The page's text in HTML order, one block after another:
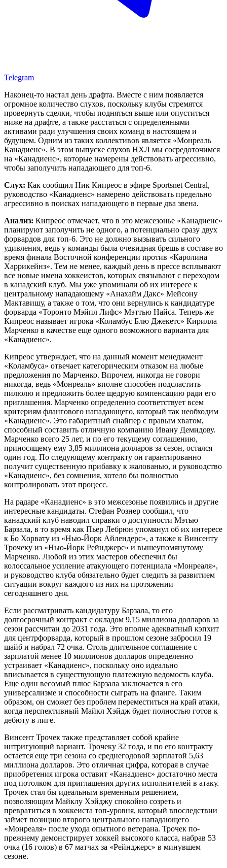
Telegram
Наконец-то настал день драфта. Вместе с ним появляется
огромное количество слухов, поскольку клубы стремятся
провернуть сделки, чтобы подняться выше или опуститься
ниже на драфте, а также расстаться с определенными
активами ради улучшения своих команд в настоящем и
будущем. Одним из таких коллективов является «Монреаль
Канадиенс». В этом выпуске слухов НХЛ мы сосредоточимся
на «Канадиенс», которые намерены действовать агрессивно,
чтобы заполучить нападающего для топ-6.
Слух: Как сообщил Ник Кипреос в эфире Sportsnet Central,
руководство «Канадиенс» намерено действовать предельно
агрессивно в поисках нападающего в первые два звена.
Анализ: Кипреос отмечает, что в это межсезонье «Канадиенс»
планируют заполучить не одного, а потенциально сразу двух
форвардов для топ-6. Это не должно вызывать сильного
удивления, ведь у команды была очевидная брешь в составе во
время финала Восточной конференции против «Каролина
Харрикейнз». Тем не менее, каждый день в прессе всплывают
все новые имена хоккеистов, которых связывают с переходом
в канадский клуб. Мы уже упоминали об их интересе к
центральному нападающему «Анахайм Дакс» Мейсону
Мактавишу, а также о том, что они вернулись к кандидатуре
форварда «Торонто Мэйпл Лифс» Мэттью Найса. Теперь же
Кипреос называет игрока «Коламбус Блю Джекетс» Кирилла
Марченко в качестве еще одного возможного варианта для
«Канадиенс».
Кипреос утверждает, что на данный момент менеджмент
«Коламбуса» отвечает категорическим отказом на любые
предложения по Марченко. Впрочем, никогда не говори
никогда, ведь «Монреаль» вполне способен подсластить
пилюлю и предложить более щедрую компенсацию ради его
приглашения. Марченко определенно соответствует всем
критериям флангового нападающего, который так необходим
«Канадиенс». Это габаритный снайпер с правым хватом,
способный составить отличную компанию Ивану Демидову.
Марченко всего 25 лет, и по его текущему соглашению,
приносящему ему 3,85 миллиона долларов за сезон, остался
один год. По следующему контракту он гарантированно
получит существенную прибавку к жалованью, и руководство
«Канадиенс», без сомнения, хотело бы полностью
контролировать этот процесс.
На радаре «Канадиенс» в это межсезонье появились и другие
интересные кандидаты. Стефан Рознер сообщил, что
канадский клуб наводил справки о доступности Мэтью
Барзала, в то время как Пьер Лебрюн упомянул об их интересе
к Бо Хорвату из «Нью-Йорк Айлендерс», а также к Винсенту
Трочеку из «Нью-Йорк Рейнджерс» и вышеупомянутому
Марченко. Любой из этих мастеров обеспечил бы
колоссальное усиление атакующего потенциала «Монреаля»,
и руководство клуба обязательно будет следить за развитием
ситуации вокруг каждого из них на протяжении
сегодняшнего дня.
Если рассматривать кандидатуру Барзала, то его
долгосрочный контракт с окладом 9,15 миллиона долларов за
сезон рассчитан до 2031 года. Это вполне адекватный кэпхит
для центрфорварда, который в прошлом сезоне забросил 19
шайб и набрал 72 очка. Столь длительное соглашение с
зарплатой менее 10 миллионов долларов определенно
устраивает «Канадиенс», поскольку оно идеально
вписывается в существующую платежную ведомость клуба.
Еще один весомый плюс Барзала заключается в его
универсализме и способности сыграть на фланге. Таким
образом, он сможет без проблем переместиться на край атаки,
когда перспективный Майкл Хэйдж будет полностью готов к
дебюту в лиге.
Винсент Трочек также представляет собой крайне
интригующий вариант. Трочеку 32 года, и по его контракту
остается еще три сезона со среднегодовой зарплатой 5,63
миллиона долларов. Это отличная цифра, которая в случае
приобретения игрока оставит «Канадиенс» достаточно места
под потолком для приглашения других исполнителей в атаку.
Трочек стал бы идеальным временным решением,
позволяющим Майклу Хэйджу спокойно созреть и
превратиться в хоккеиста топ-уровня, который впоследствии
займет позицию второго центрального нападающего
«Монреаля» после ухода опытного ветерана. Трочек по-
прежнему демонстрирует хоккей высокого класса, набрав 53
очка (16 голов) в 67 матчах за «Рейнджерс» в минувшем
сезоне.